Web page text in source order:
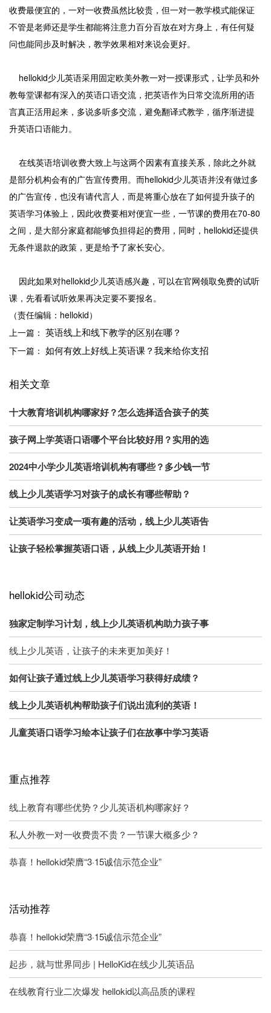
收费最便宜的，一对一收费虽然比较贵，但一对一教学模式能保证
不管是老师还是学生都能将注意力百分百放在对方身上，有任何疑
问也能同步及时解决，教学效果相对来说会更好。
hellokid少儿英语采用固定欧美外教一对一授课形式，让学员和外
教每堂课都有深入的英语口语交流，把英语作为日常交流所用的语
言真正活用起来，多说多听多交流，避免翻译式教学，循序渐进提
升英语口语能力。
在线英语培训收费大致上与这两个因素有直接关系，除此之外就
是部分机构会有的广告宣传费用。而hellokid少儿英语并没有做过多
的广告宣传，也没有请代言人，而是将重心放在了如何提升孩子的
英语学习体验上，因此收费要相对便宜一些，一节课的费用在70-80
之间，是大部分家庭都能够负担得起的费用，同时，hellokid还提供
无条件退款的政策，更是给予了家长安心。
因此如果对hellokid少儿英语感兴趣，可以在官网领取免费的试听
课，先看看试听效果再决定要不要报名。
（责任编辑：hellokid）
上一篇： 英语线上和线下教学的区别在哪？
下一篇： 如何有效上好线上英语课？我来给你支招
相关文章
十大教育培训机构哪家好？怎么选择适合孩子的英
孩子网上学英语口语哪个平台比较好用？实用的选
2024中小学少儿英语培训机构有哪些？多少钱一节
线上少儿英语学习对孩子的成长有哪些帮助？
让英语学习变成一项有趣的活动，线上少儿英语告
让孩子轻松掌握英语口语，从线上少儿英语开始！
hellokid公司动态
独家定制学习计划，线上少儿英语机构助力孩子事
线上少儿英语，让孩子的未来更加美好！
如何让孩子通过线上少儿英语学习获得好成绩？
线上少儿英语机构帮助孩子们说出流利的英语！
儿童英语口语学习绘本让孩子们在故事中学习英语
重点推荐
线上教育有哪些优势？少儿英语机构哪家好？
私人外教一对一收费贵不贵？一节课大概多少？
恭喜！hellokid荣膺“3·15诚信示范企业”
活动推荐
恭喜！hellokid荣膺“3·15诚信示范企业”
起步，就与世界同步 | HelloKid在线少儿英语品
在线教育行业二次爆发 hellokid以高品质的课程